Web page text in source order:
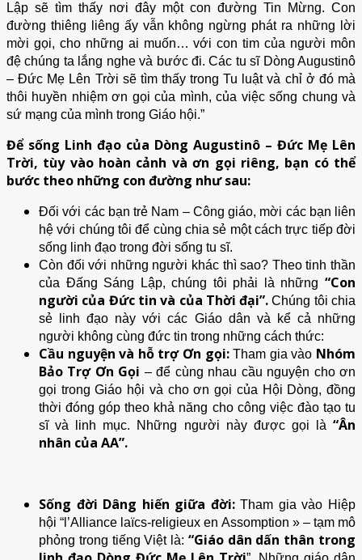
Lập sẽ tìm thấy nơi đây một con đường Tin Mừng. Con
đường thiêng liêng ấy vẫn không ngừng phát ra những lời
mời gọi, cho những ai muốn… với con tim của người môn
đệ chúng ta lắng nghe và bước đi. Các tu sĩ Dòng Augustinô
– Đức Mẹ Lên Trời sẽ tìm thấy trong Tu luật và chỉ ở đó mà
thôi huyền nhiệm ơn gọi của mình, của việc sống chung và
sứ mạng của mình trong Giáo hội.”
Để sống Linh đạo của Dòng Augustinô – Đức Mẹ Lên
Trời, tùy vào hoàn cảnh và ơn gọi riêng, bạn có thể
bước theo những con đường như sau:
Đối với các bạn trẻ Nam – Công giáo, mời các bạn liên
hệ với chúng tôi để cùng chia sẻ một cách trực tiếp đời
sống linh đạo trong đời sống tu sĩ.
Còn đối với những người khác thì sao? Theo tinh thần
của Đấng Sáng Lập, chúng tôi phải là những “Con
người của Đức tin và của Thời đại”. Chúng tôi chia
sẻ linh đạo này với các Giáo dân và kể cả những
người không cùng đức tin trong những cách thức:
Cầu nguyện và hỗ trợ Ơn gọi:Tham gia vào Nhóm
Bảo Trợ Ơn Gọi – để cùng nhau cầu nguyện cho ơn
gọi trong Giáo hội và cho ơn gọi của Hội Dòng, đồng
thời đóng góp theo khả năng cho công việc đào tạo tu
sĩ và linh mục. Những người này được gọi là “Ân
nhân của AA”.
Sống đời Dâng hiến giữa đời:Tham gia vào Hiệp
hội “l’Alliance laïcs-religieux en Assomption » – tạm mô
phỏng trong tiếng Việt là: “Giáo dân dấn thân trong